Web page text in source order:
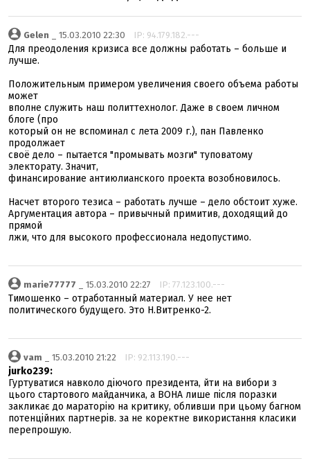
Gelen _ 15.03.2010 22:30 IP: 94.179.182.---
Для преодоления кризиса все должны работать – больше и
лучше.
Положительным примером увеличения своего объема работы
может
вполне служить наш политтехнолог. Даже в своем личном
блоге (про
который он не вспоминал с лета 2009 г.), пан Павленко
продолжает
своё дело – пытается "промывать мозги" туповатому
электорату. Значит,
финансирование антиюлианского проекта возобновилось.
Насчет второго тезиса – работать лучше – дело обстоит хуже.
Аргументация автора – привычный примитив, доходящий до
прямой
лжи, что для высокого профессионала недопустимо.
marie77777 _ 15.03.2010 22:27 IP: 77.123.100.---
Тимошенко – отработанный материал. У нее нет
политического будущего. Это Н.Витренко-2.
vam _ 15.03.2010 21:22 IP: 92.113.190.---
jurko239:
Гуртуватися навколо діючого президента, йти на вибори з
цього стартового майданчика, а ВОНА лише після поразки
закликає до мараторію на критику, обливши при цьому багном
потенційних партнерів. за не коректне використання класики
перепрошую.